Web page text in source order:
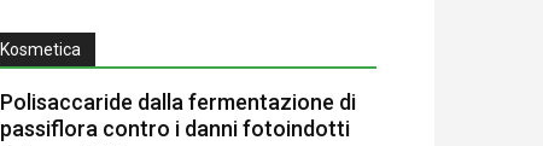
Kosmetica
Polisaccaride dalla fermentazione di
passiflora contro i danni fotoindotti